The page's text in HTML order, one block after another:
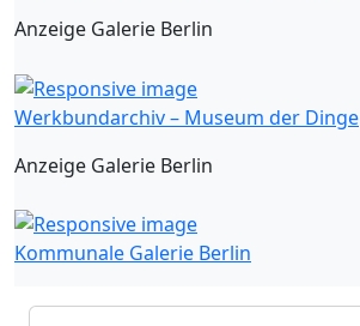
Anzeige Galerie Berlin
Werkbundarchiv – Museum der Dinge
Anzeige Galerie Berlin
Kommunale Galerie Berlin